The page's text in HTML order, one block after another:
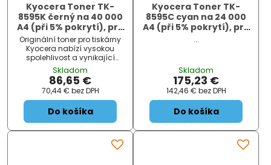
Kyocera Toner TK-
8595K černý na 40 000
A4 (při 5% pokrytí), pro
TASKalfa
MZ5001ci/MZ6001ci/MZ7001ci
Originální toner pro tiskárny
Kyocera nabízí vysokou
spolehlivost a vynikající
kvalitu tisku.
Skladom
86,65 €
70,44 € bez DPH
Do košíka
Kyocera Toner TK-
8595C cyan na 24 000
A4 (při 5% pokrytí), pro
...
Skladom
175,23 €
142,46 € bez DPH
Do košíka